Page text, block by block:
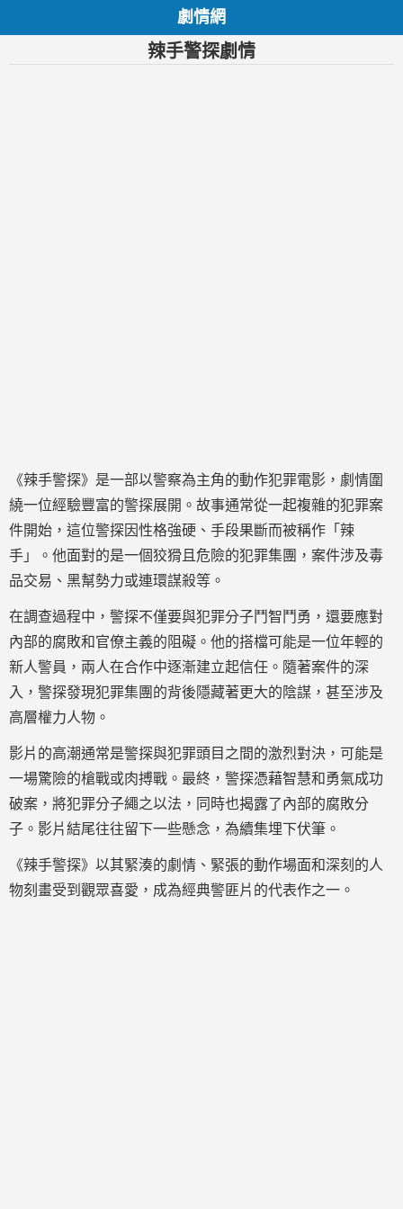
劇情網
辣手警探劇情
《辣手警探》是一部以警察為主角的動作犯罪電影，劇情圍
繞一位經驗豐富的警探展開。故事通常從一起複雜的犯罪案
件開始，這位警探因性格強硬、手段果斷而被稱作「辣
手」。他面對的是一個狡猾且危險的犯罪集團，案件涉及毒
品交易、黑幫勢力或連環謀殺等。
在調查過程中，警探不僅要與犯罪分子鬥智鬥勇，還要應對
內部的腐敗和官僚主義的阻礙。他的搭檔可能是一位年輕的
新人警員，兩人在合作中逐漸建立起信任。隨著案件的深
入，警探發現犯罪集團的背後隱藏著更大的陰謀，甚至涉及
高層權力人物。
影片的高潮通常是警探與犯罪頭目之間的激烈對決，可能是
一場驚險的槍戰或肉搏戰。最終，警探憑藉智慧和勇氣成功
破案，將犯罪分子繩之以法，同時也揭露了內部的腐敗分
子。影片結尾往往留下一些懸念，為續集埋下伏筆。
《辣手警探》以其緊湊的劇情、緊張的動作場面和深刻的人
物刻畫受到觀眾喜愛，成為經典警匪片的代表作之一。